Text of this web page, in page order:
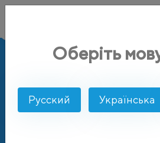
Оберіть
Русский Українська